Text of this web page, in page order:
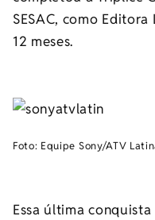
SESAC, como
12 meses.
Foto: Equipe Sony/ATV
Essa última